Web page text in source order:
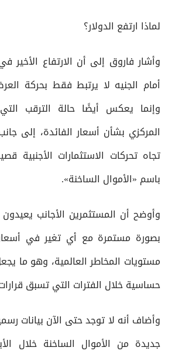
لماذا ارتفع الدولار؟
وأشار فاروق إلى أن الارتفاع
أمام الجنيه لا يرتبط فقط بحركة
وإنما يعكس أيضًا حالة الترقب
المركزي بشأن أسعار الفائدة، إلى
تجاه تحركات الاستثمارات الأجنبية
باسم «الأموال الساخنة».
وأوضح أن المستثمرين الأجانب
بصورة مستمرة مع أي تغير في أسعار
مستويات المخاطر العالمية، وهو ما
حساسية خلال الفترات التي تسبق
وأضاف أنه لا توجد حتى الآن بيانات
جديدة من الأموال الساخنة خلال